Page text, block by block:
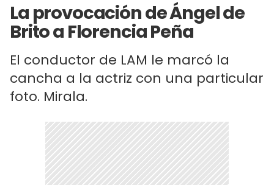
La provocación de Ángel de
Brito a Florencia Peña
El conductor de LAM le marcó la
cancha a la actriz con una particular
foto. Mirala.